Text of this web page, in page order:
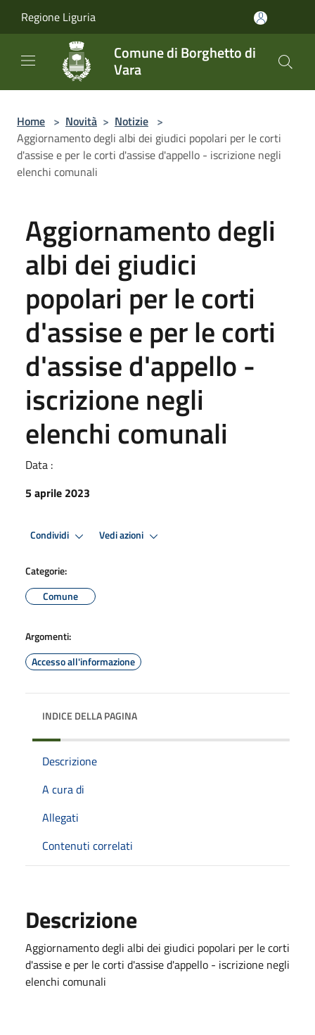
Regione Liguria
Comune di Borghetto di
Vara
Home > Novità > Notizie >
Aggiornamento degli albi dei giudici popolari per le corti
d'assise e per le corti d'assise d'appello - iscrizione negli
elenchi comunali
Aggiornamento degli
albi dei giudici
popolari per le corti
d'assise e per le corti
d'assise d'appello -
iscrizione negli
elenchi comunali
Data :
5 aprile 2023
Condividi Vedi azioni
Categorie:
Comune
Argomenti:
Accesso all'informazione
INDICE DELLA PAGINA
Descrizione
A cura di
Allegati
Contenuti correlati
Descrizione
Aggiornamento degli albi dei giudici popolari per le corti
d'assise e per le corti d'assise d'appello - iscrizione negli
elenchi comunali